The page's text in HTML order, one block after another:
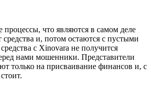
что являются в самом деле
и, потом остаются с пустыми
с Xinovara не получится
нами мошенники. Представители
только на присваивание финансов и, с